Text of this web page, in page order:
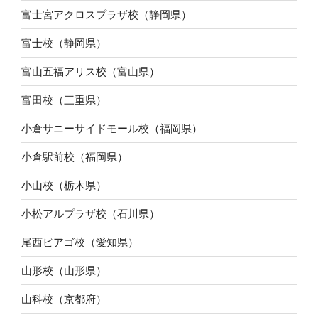
富士宮アクロスプラザ校（静岡県）
富士校（静岡県）
富山五福アリス校（富山県）
富田校（三重県）
小倉サニーサイドモール校（福岡県）
小倉駅前校（福岡県）
小山校（栃木県）
小松アルプラザ校（石川県）
尾西ピアゴ校（愛知県）
山形校（山形県）
山科校（京都府）